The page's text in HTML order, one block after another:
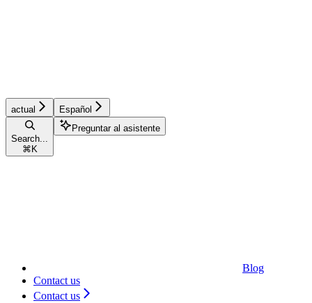
actual Español
Search...
⌘ K
Preguntar al asistente
Blog
Contact us
Contact us